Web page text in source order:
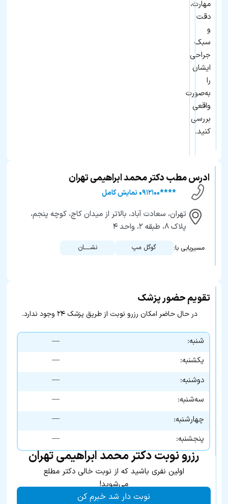
مهارت،
دقت
و
سبک
جراحی
ایشان
را
به‌صورت
واقعی
بررسی
کنید.
ادرس مطب دکتر محمد ابراهیمی تهران
****۰۹۱۲۱۰۰ نمایش کامل
تهران، سعادت آباد، بالاتر از میدان کاج، کوچه پنجم،
پلاک ۸، طبقه ۲، واحد ۴
مسیریابی با: گوگل مپ نشــــان
تقویم حضور پزشک
در حال حاضر امکان رزرو نوبت از طریق پزشک ۲۴ وجود ندارد.
شنبه:
—
یکشنبه:
—
دوشنبه:
—
سه‌شنبه:
—
چهارشنبه:
—
پنجشنبه:
—
رزرو نوبت دکتر محمد ابراهیمی تهران
اولین نفری باشید که از نوبت خالی دکتر مطلع
می‌شوید!
نوبت دار شد خبرم کن